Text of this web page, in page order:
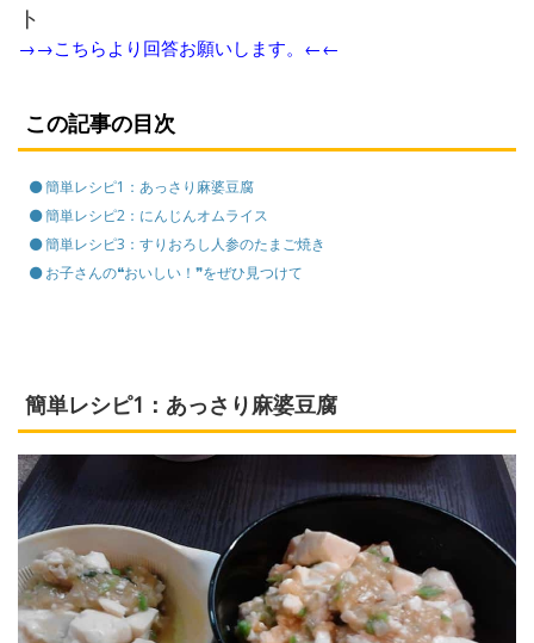
ト
→→こちらより回答お願いします。←←
この記事の目次
簡単レシピ1：あっさり麻婆豆腐
簡単レシピ2：にんじんオムライス
簡単レシピ3：すりおろし人参のたまご焼き
お子さんの❝おいしい！❞をぜひ見つけて
簡単レシピ1：あっさり麻婆豆腐